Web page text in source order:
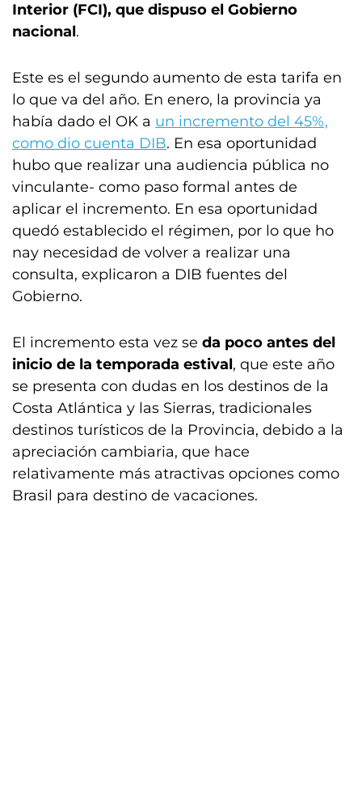
Interior (FCI), que dispuso el Gobierno
nacional.
Este es el segundo aumento de esta tarifa en
lo que va del año. En enero, la provincia ya
había dado el OK a un incremento del 45%,
como dio cuenta DIB. En esa oportunidad
hubo que realizar una audiencia pública no
vinculante- como paso formal antes de
aplicar el incremento. En esa oportunidad
quedó establecido el régimen, por lo que ho
nay necesidad de volver a realizar una
consulta, explicaron a DIB fuentes del
Gobierno.
El incremento esta vez se da poco antes del
inicio de la temporada estival, que este año
se presenta con dudas en los destinos de la
Costa Atlántica y las Sierras, tradicionales
destinos turísticos de la Provincia, debido a la
apreciación cambiaria, que hace
relativamente más atractivas opciones como
Brasil para destino de vacaciones.